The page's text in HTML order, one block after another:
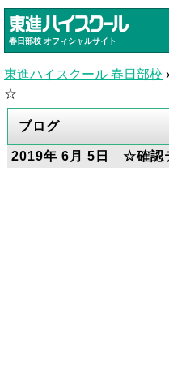
春日部校 オフィシャルサイト
東進ハイスクール 春日部校
☆
ブログ
2019年 6月 5日 ☆確認